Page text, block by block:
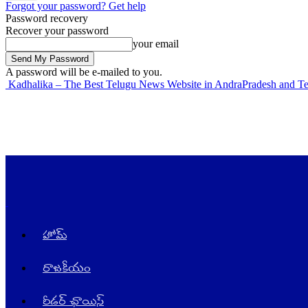
Forgot your password? Get help
Password recovery
Recover your password
your email
A password will be e-mailed to you.
Kadhalika – The Best Telugu News Website in AndraPradesh and
హోమ్
రాజ‌కీయం
రీడర్ ఛాయిస్